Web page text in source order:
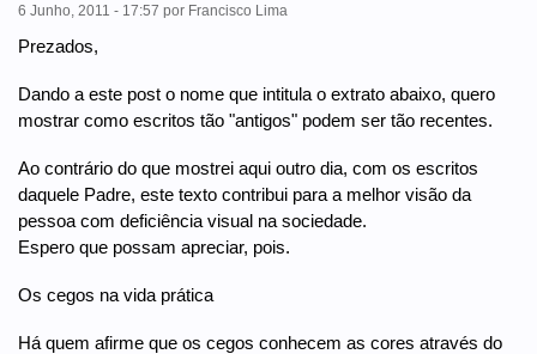
6 Junho, 2011 - 17:57 por Francisco Lima
Prezados,
Dando a este post o nome que intitula o extrato abaixo, quero
mostrar como escritos tão "antigos" podem ser tão recentes.
Ao contrário do que mostrei aqui outro dia, com os escritos
daquele Padre, este texto contribui para a melhor visão da
pessoa com deficiência visual na sociedade.
Espero que possam apreciar, pois.
Os cegos na vida prática
Há quem afirme que os cegos conhecem as cores através do